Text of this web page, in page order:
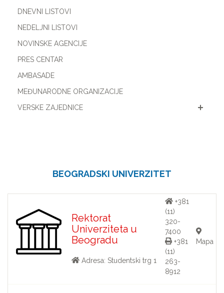
DNEVNI LISTOVI
NEDELJNI LISTOVI
NOVINSKE AGENCIJE
PRES CENTAR
AMBASADE
MEĐUNARODNE ORGANIZACIJE
VERSKE ZAJEDNICE
BEOGRADSKI UNIVERZITET
Rektorat
Univerziteta u
Beogradu
Adresa: Studentski trg 1
+381
(11)
320-
7400
+381
(11)
263-
8912
Mapa